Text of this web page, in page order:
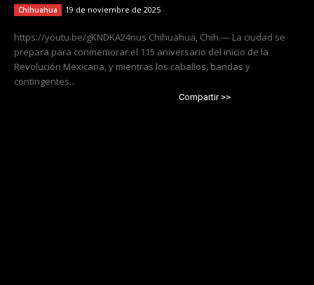
Chihuahua 19 de noviembre de 2025
https://youtu.be/gKNDKA24nus Chihuahua, Chih.— La ciudad se
prepara para conmemorar el 115 aniversario del inicio de la
Revolución Mexicana, y mientras los caballos, bandas y
contingentes...
Compartir >>